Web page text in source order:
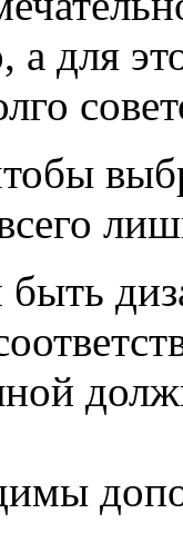
а для